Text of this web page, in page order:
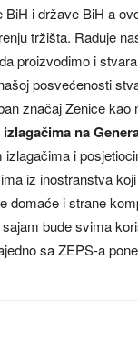
BiH i države BiH a
tržišta. Raduje
proizvodimo i
posvećenosti
značaj Zenice
na
izlagačima i
iz inostranstva
domaće i strane
bude svima
sa ZEPS-a